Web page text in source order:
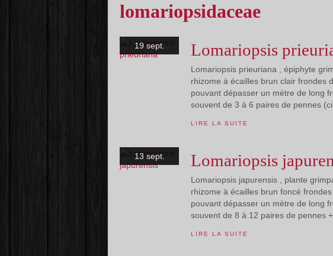
lomariopsidaceae
19 sept. Lomariopsis
Lomariopsis prieuriana , épiphyte
rhizome à écailles brun clair frondes
pouvant dépasser un mètre de long
souvent de 3 à 6 paires de pennes
LIRE LA SUITE
13 sept. Lomariopsis
Lomariopsis japurensis , plante
rhizome à écailles brun foncé
pouvant dépasser un mètre de long
souvent de 8 à 12 paires de pennes +
LIRE LA SUITE